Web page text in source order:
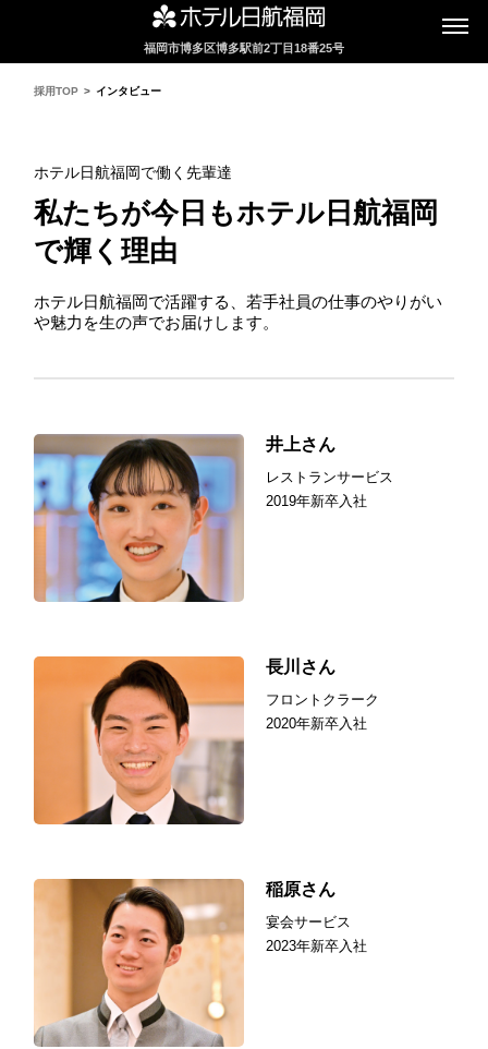
福岡市博多区博多駅前2丁目18番25号
採用TOP インタビュー
ホテル日航福岡で働く先輩達
私たちが今日もホテル日航福岡
で輝く理由
ホテル日航福岡で活躍する、若手社員の仕事のやりがい
や魅力を生の声でお届けします。
井上さん
レストランサービス
2019年新卒入社
長川さん
フロントクラーク
2020年新卒入社
稲原さん
宴会サービス
2023年新卒入社